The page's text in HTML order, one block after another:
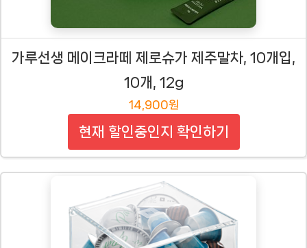
가루선생 메이크라떼 제로슈가 제주말차, 10개입,
10개, 12g
14,900원
현재 할인중인지 확인하기